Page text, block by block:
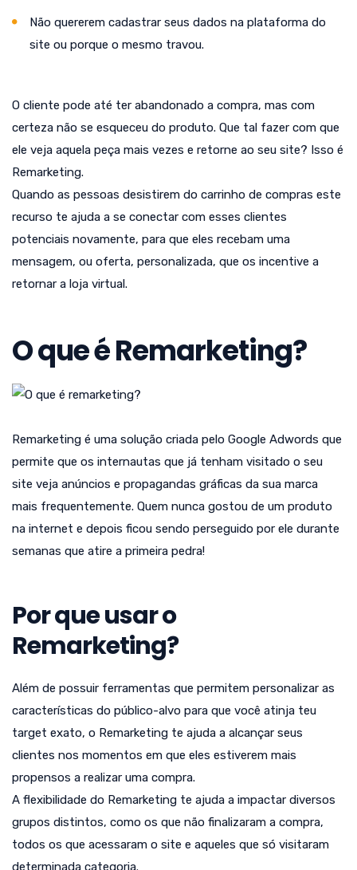
Não quererem cadastrar seus dados na plataforma do
site ou porque o mesmo travou.
O cliente pode até ter abandonado a compra, mas com
certeza não se esqueceu do produto. Que tal fazer com que
ele veja aquela peça mais vezes e retorne ao seu site? Isso é
Remarketing.
Quando as pessoas desistirem do carrinho de compras este
recurso te ajuda a se conectar com esses clientes
potenciais novamente, para que eles recebam uma
mensagem, ou oferta, personalizada, que os incentive a
retornar a loja virtual.
O que é Remarketing?
Remarketing é uma solução criada pelo Google Adwords que
permite que os internautas que já tenham visitado o seu
site veja anúncios e propagandas gráficas da sua marca
mais frequentemente. Quem nunca gostou de um produto
na internet e depois ficou sendo perseguido por ele durante
semanas que atire a primeira pedra!
Por que usar o
Remarketing?
Além de possuir ferramentas que permitem personalizar as
características do público-alvo para que você atinja teu
target exato, o Remarketing te ajuda a alcançar seus
clientes nos momentos em que eles estiverem mais
propensos a realizar uma compra.
A flexibilidade do Remarketing te ajuda a impactar diversos
grupos distintos, como os que não finalizaram a compra,
todos os que acessaram o site e aqueles que só visitaram
determinada categoria.